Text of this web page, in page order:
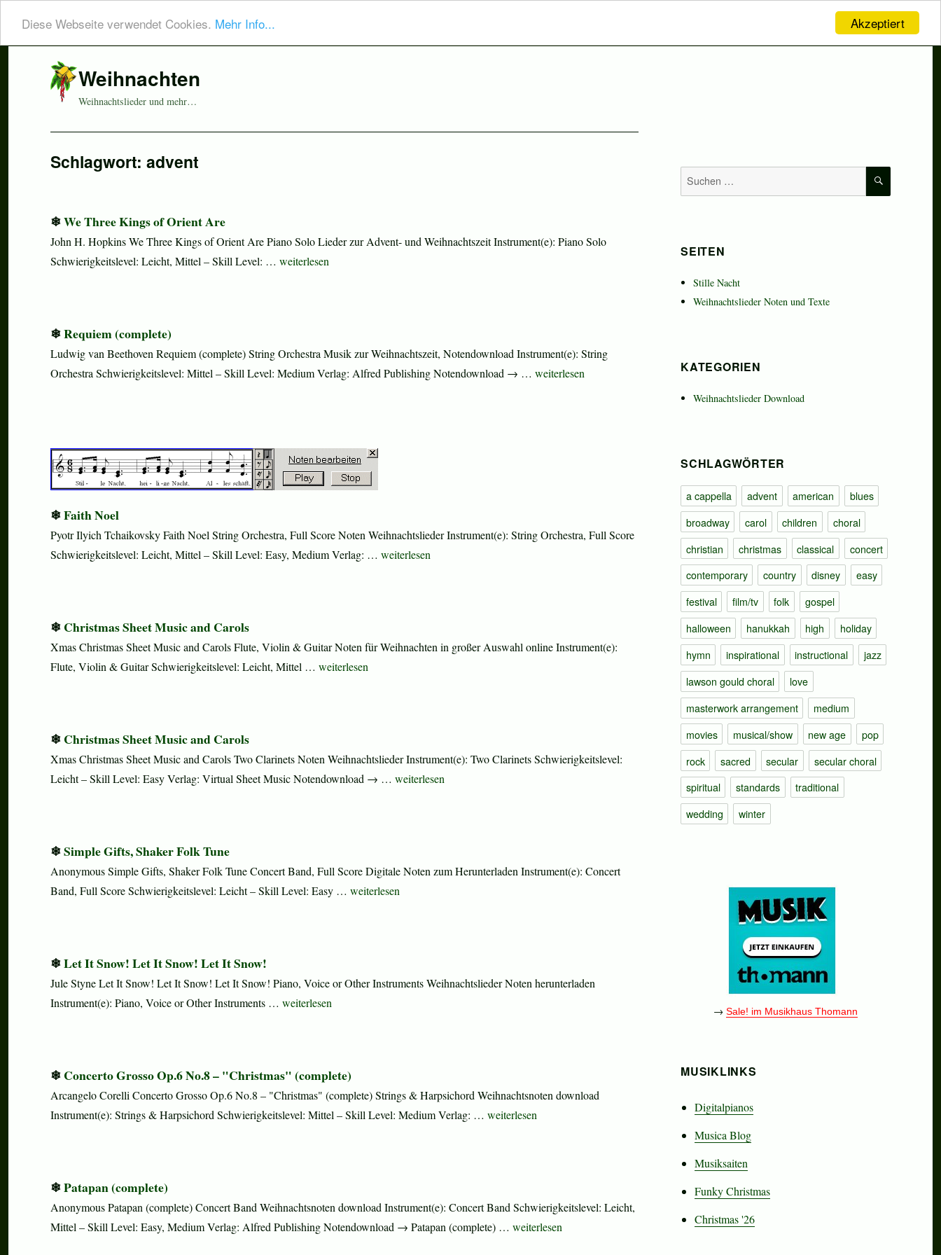
Akzeptiert
Diese Webseite verwendet Cookies. Mehr Info...
Weihnachten
Weihnachtslieder und mehr…
Schlagwort: advent
We Three Kings of Orient Are
John H. Hopkins We Three Kings of Orient Are Piano Solo Lieder zur Advent- und Weihnachtszeit Instrument(e): Piano Solo
Schwierigkeitslevel: Leicht, Mittel – Skill Level: … „We Three Kings of Orient Are“
weiterlesen
Requiem (complete)
Ludwig van Beethoven Requiem (complete) String Orchestra Musik zur Weihnachtszeit, Notendownload Instrument(e): String
Orchestra Schwierigkeitslevel: Mittel – Skill Level: Medium Verlag: Alfred Publishing Notendownload → … „Requiem (complete)“
weiterlesen
Faith Noel
Pyotr Ilyich Tchaikovsky Faith Noel String Orchestra, Full Score Noten Weihnachtslieder Instrument(e): String Orchestra, Full Score
Schwierigkeitslevel: Leicht, Mittel – Skill Level: Easy, Medium Verlag: … „Faith Noel“
weiterlesen
Christmas Sheet Music and Carols
Xmas Christmas Sheet Music and Carols Flute, Violin & Guitar Noten für Weihnachten in großer Auswahl online Instrument(e):
Flute, Violin & Guitar Schwierigkeitslevel: Leicht, Mittel … „Christmas Sheet Music and Carols“
weiterlesen
Christmas Sheet Music and Carols
Xmas Christmas Sheet Music and Carols Two Clarinets Noten Weihnachtslieder Instrument(e): Two Clarinets Schwierigkeitslevel:
Leicht – Skill Level: Easy Verlag: Virtual Sheet Music Notendownload → … „Christmas Sheet Music and Carols“
weiterlesen
Simple Gifts, Shaker Folk Tune
Anonymous Simple Gifts, Shaker Folk Tune Concert Band, Full Score Digitale Noten zum Herunterladen Instrument(e): Concert
Band, Full Score Schwierigkeitslevel: Leicht – Skill Level: Easy … „Simple Gifts, Shaker Folk Tune“
weiterlesen
Let It Snow! Let It Snow! Let It Snow!
Jule Styne Let It Snow! Let It Snow! Let It Snow! Piano, Voice or Other Instruments Weihnachtslieder Noten herunterladen
Instrument(e): Piano, Voice or Other Instruments … „Let It Snow! Let It Snow! Let It Snow!“
weiterlesen
Concerto Grosso Op.6 No.8 – "Christmas" (complete)
Arcangelo Corelli Concerto Grosso Op.6 No.8 – "Christmas" (complete) Strings & Harpsichord Weihnachtsnoten download
Instrument(e): Strings & Harpsichord Schwierigkeitslevel: Mittel – Skill Level: Medium Verlag: … „Concerto Grosso Op.6 No.8 – "Christmas" (complete)“
weiterlesen
Patapan (complete)
Anonymous Patapan (complete) Concert Band Weihnachtsnoten download Instrument(e): Concert Band Schwierigkeitslevel: Leicht,
Mittel – Skill Level: Easy, Medium Verlag: Alfred Publishing Notendownload → Patapan (complete) … „Patapan (complete)“
weiterlesen
Suchen
nach:
SEITEN
Stille Nacht
Weihnachtslieder Noten und Texte
KATEGORIEN
Weihnachtslieder Download
SCHLAGWÖRTER
a cappella advent american
blues
broadway
carol children
choral
christian
christmas classical
concert
contemporary
country disney
easy
festival
film/tv folk
gospel
halloween
hanukkah high
holiday
hymn
inspirational instructional
jazz
lawson gould choral
love
masterwork arrangement
medium
movies
musical/show new age
pop
rock
sacred secular
secular choral
spiritual
standards
traditional
wedding
winter
→ Sale! im Musikhaus Thomann
MUSIKLINKS
Digitalpianos
Musica Blog
Musiksaiten
Funky Christmas
Christmas '26